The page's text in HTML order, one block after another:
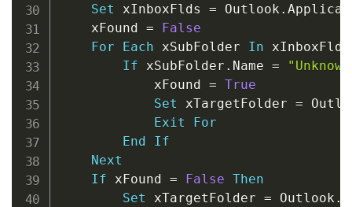
Set xInboxFlds = Outlook .
    xFound
=
False
For
Each xSubFolder In xInboxFlds
If xSubFolder . Name =
            xFound
= True
Set xTargetFolder =
Exit
For
End
If
Next
If xFound = False Then
Set xTargetFolder = Outlook .